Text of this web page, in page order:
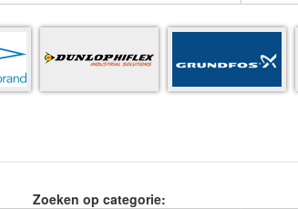
Zoeken op categorie: